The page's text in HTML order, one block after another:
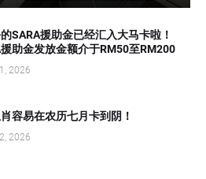
SARA援助金已经汇入大马卡啦！
助金发放金额介于RM50至RM200
2026
容易在农历七月卡到阴！
2026